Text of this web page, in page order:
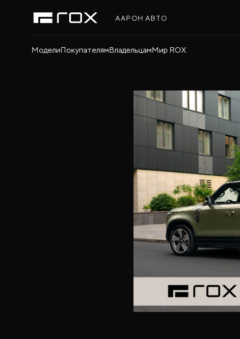
ААРОН АВТО
МоделиПокупателямВладельцамМир ROX